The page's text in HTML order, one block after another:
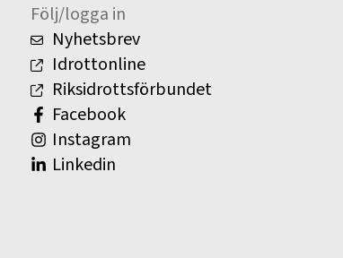
Följ/logga in
Nyhetsbrev
Idrottonline
Riksidrottsförbundet
Facebook
Instagram
Linkedin